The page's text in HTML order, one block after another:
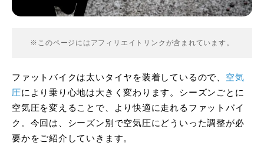
※このページにはアフィリエイトリンクが含まれています。
ファットバイクは太いタイヤを装着しているので、 空気
圧により乗り心地は大きく変わります。シーズンごとに
空気圧を変えることで、より快適に走れるファットバイ
ク。今回は、シーズン別で空気圧にどういった調整が必
要かをご紹介していきます。